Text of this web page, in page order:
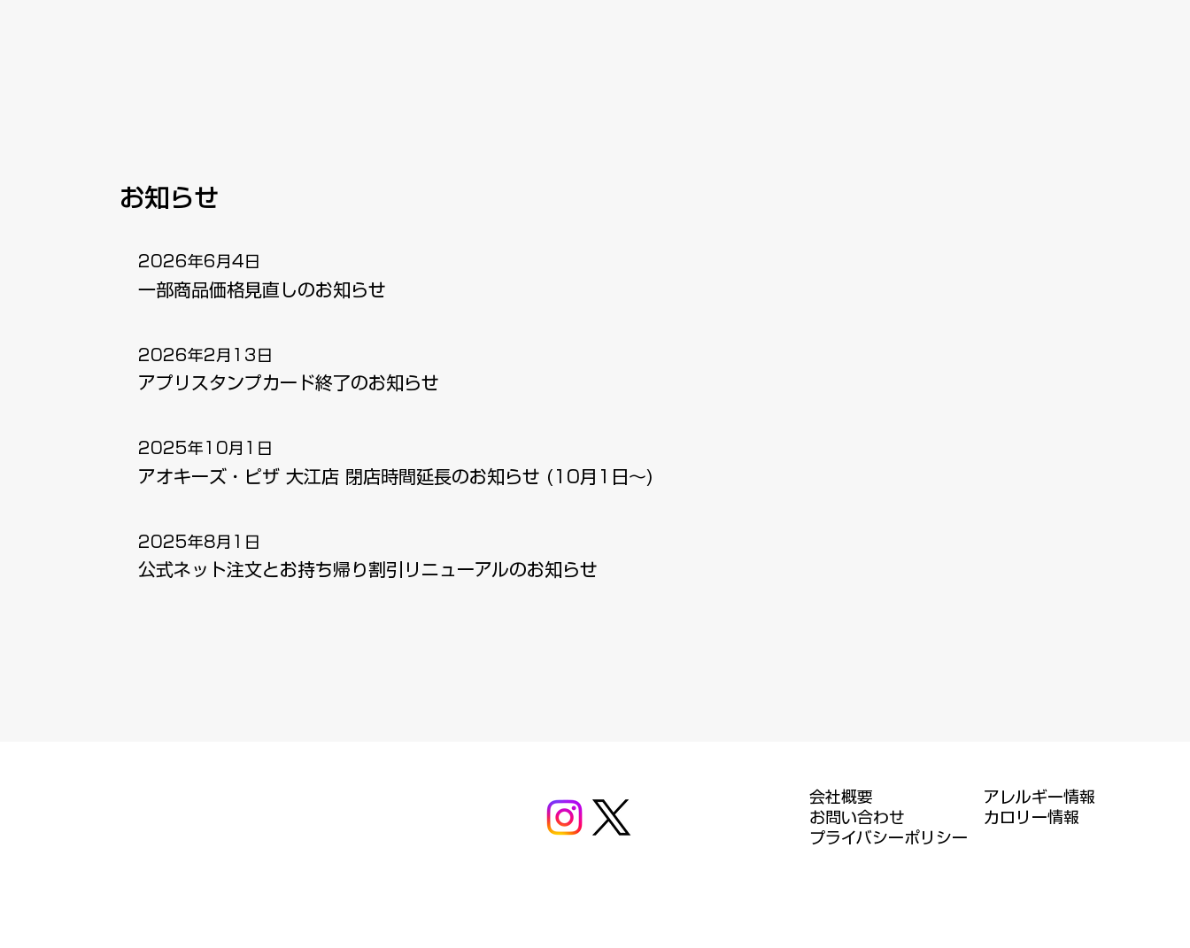
​お知らせ
2026年6月4日
一部商品価格見直しのお知らせ
2026年2月13日
アプリスタンプカード終了のお知らせ
2025年10月1日
アオキーズ・ピザ 大江店 閉店時間延長のお知らせ (10月1日〜)
2025年8月1日
公式ネット注文とお持ち帰り割引リニューアルのお知らせ
会社概要
​お問い合わせ
​プライバシーポリシー
アレルギー情報
​カロリー情報